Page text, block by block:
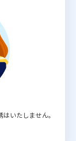
いたしません。